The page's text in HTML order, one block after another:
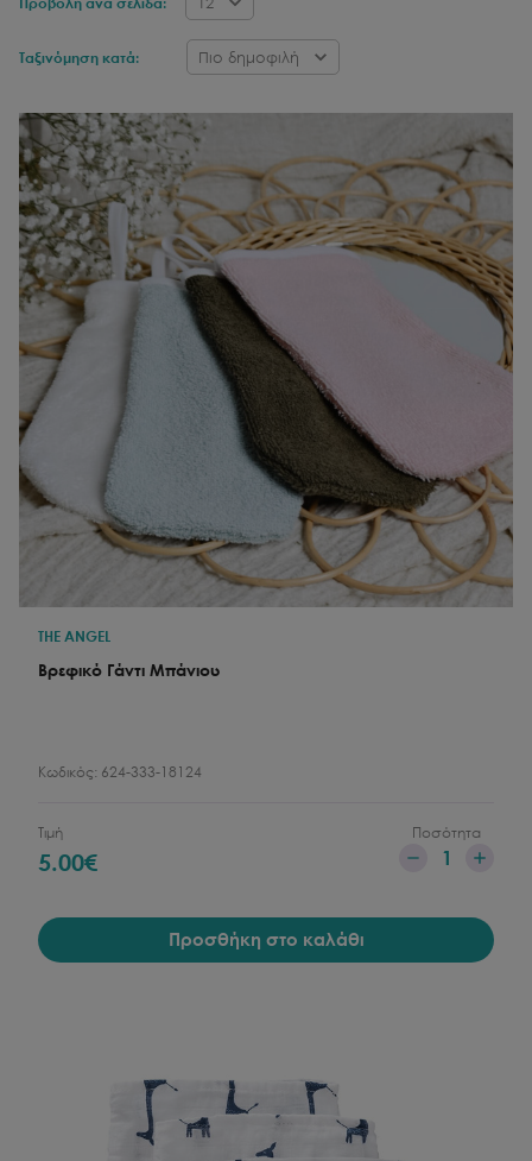
Ταξινόμηση κατά: Πιο δημοφιλή
THE ANGEL
Βρεφικό Γάντι Μπάνιου
Κωδικός: 624-333-18124
Τιμή
5.00€
Ποσότητα
1
Προσθήκη στο καλάθι